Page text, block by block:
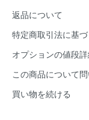
返品について
特定商取引法に基
オプションの値段
この商品について
買い物を続ける